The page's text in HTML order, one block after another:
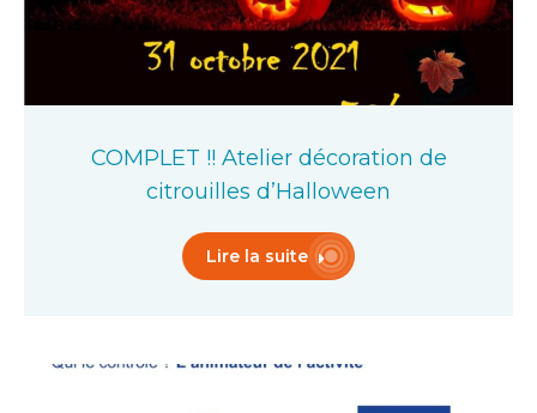
COMPLET !! Atelier décoration de
citrouilles d’Halloween
Lire la suite